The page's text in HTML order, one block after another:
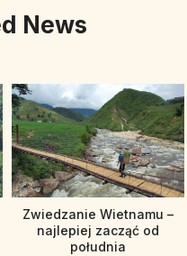
News
Zwiedzanie Wietnamu –
najlepiej zacząć od
południa